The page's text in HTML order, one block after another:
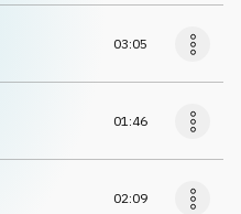
03:05
01:46
02:09